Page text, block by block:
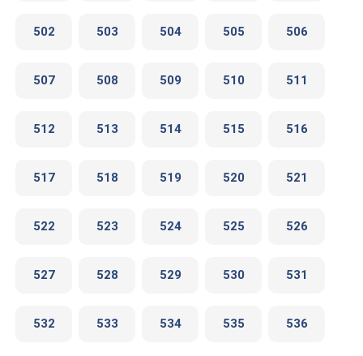
502 503 504 505 506
507 508 509 510 511
512 513 514 515 516
517 518 519 520 521
522 523 524 525 526
527 528 529 530 531
532 533 534 535 536